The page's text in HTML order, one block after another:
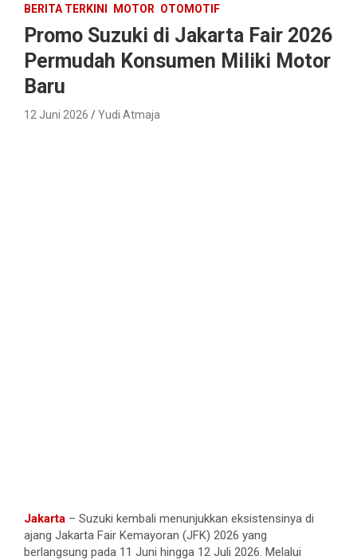
BERITA TERKINI MOTOR OTOMOTIF
Promo Suzuki di Jakarta Fair 2026
Permudah Konsumen Miliki Motor
Baru
12 Juni 2026 Yudi Atmaja
Jakarta – Suzuki kembali menunjukkan eksistensinya di
ajang Jakarta Fair Kemayoran (JFK) 2026 yang
berlangsung pada 11 Juni hingga 12 Juli 2026. Melalui